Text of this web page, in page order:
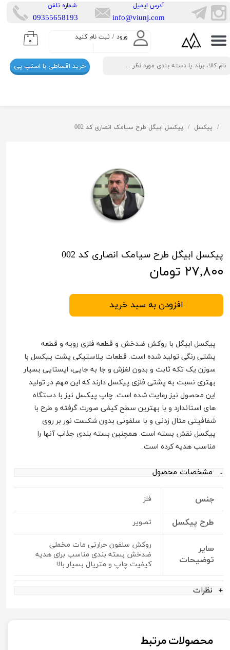
ورود / ثبت نام کنید
حساب کاربری من
تغییر گذر واژه
سفارشات
۰
​شماره تلفن
​​09355658193
​آدرس ایمیل
info@viunj.com
خرید اقساطی با اسنپ پی
پیکسل پیکسل ابیگل طرح سیامک انصاری کد 002
پیکسل ابیگل طرح سیامک انصاری کد 002
۲۷,۸۰۰ تومان
افزودن به سبد خرید
پیکسل ابیگل با روکش ضدخش و قطعه فلزی رویه و قطعه
پشتی رنگی تولید شده است. قطعات پلاستیکی پشت پیکسل با
سوزن یک تکه ثابت و بدون لغزش و جا به جایی، ایستایی بسیار
بهتری نسبت به پشتی فلزی پیکسل دارند که این مهم در تولید
این محصول نیز رعایت شده است. چاپ پیکسل نیز با دستگاه
های استاندارد و با بهترین سطح کیفی صورت گرفته و طرح با
شفافیتی مثال زدنی و با سلفونی بدون شکست نور بر روی
پیکسل نقش بسته است. همچنین بسته بندی جذاب آنها را
مناسب هدیه کرده است.
مشخصات محصول
جنس فلز
طرح پیکسل تصویر
سایر
توضیحات
روکش سلفون حرارتی مات مخملی
ضدخش بسته بندی مناسب برای هدیه
کیفیت چاپ و متریال بسیار بالا
نظرات
محصولات مرتبط